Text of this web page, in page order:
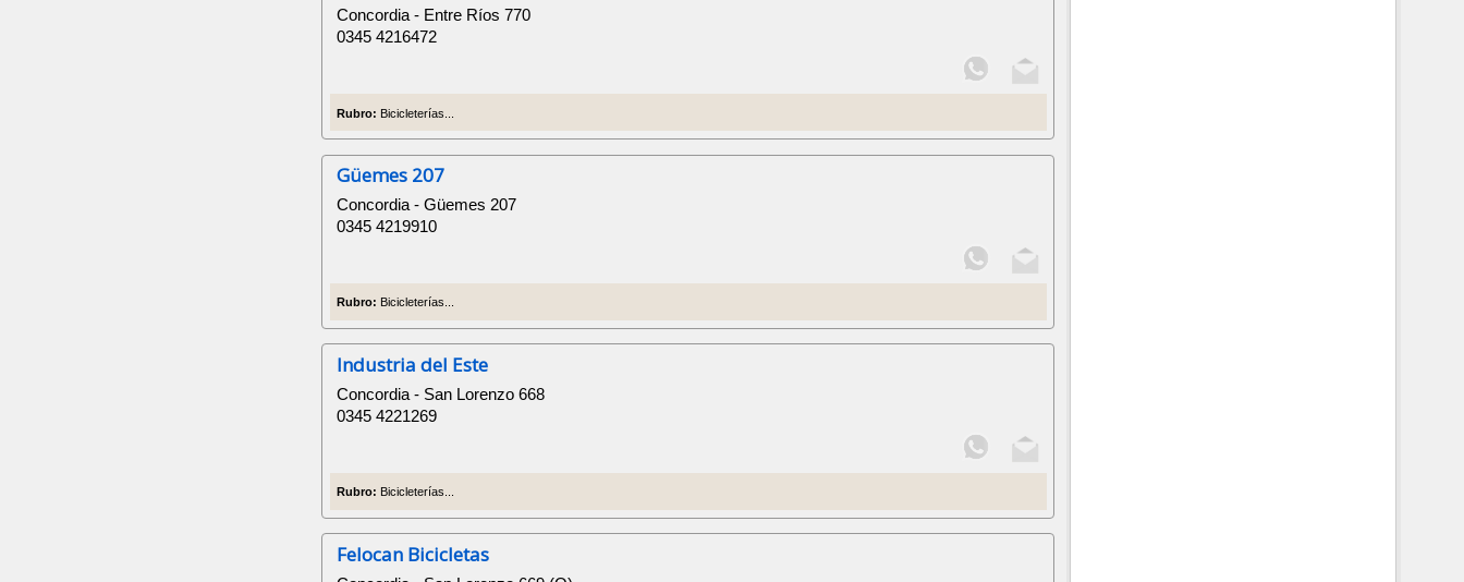
Concordia - Entre Ríos 770
0345 4216472
Rubro: Bicicleterías...
Güemes 207
Concordia - Güemes 207
0345 4219910
Rubro: Bicicleterías...
Industria del Este
Concordia - San Lorenzo 668
0345 4221269
Rubro: Bicicleterías...
Felocan Bicicletas